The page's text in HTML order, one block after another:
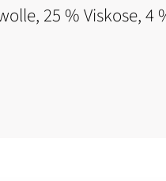
25 % Viskose, 4